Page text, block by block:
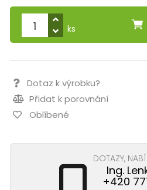
ks
Dotaz k výrobku?
Přidat k porovnání
Oblíbené
DOTAZY,
Ing.
+420